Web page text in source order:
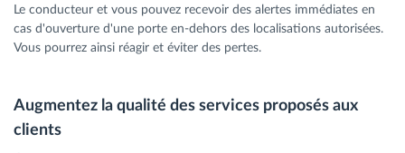
Le conducteur et vous pouvez recevoir des alertes immédiates en
cas d'ouverture d'une porte en-dehors des localisations autorisées.
Vous pourrez ainsi réagir et éviter des pertes.
Augmentez la qualité des services proposés aux
clients